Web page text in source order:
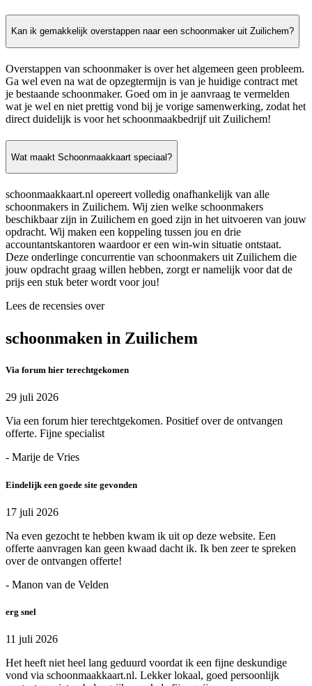
Kan ik gemakkelijk overstappen naar een schoonmaker uit Zuilichem?
Overstappen van schoonmaker is over het algemeen geen probleem.
Ga wel even na wat de opzegtermijn is van je huidige contract met
je bestaande schoonmaker. Goed om in je aanvraag te vermelden
wat je wel en niet prettig vond bij je vorige samenwerking, zodat het
direct duidelijk is voor het schoonmaakbedrijf uit Zuilichem!
Wat maakt Schoonmaakkaart speciaal?
schoonmaakkaart.nl opereert volledig onafhankelijk van alle
schoonmakers in Zuilichem. Wij zien welke schoonmakers
beschikbaar zijn in Zuilichem en goed zijn in het uitvoeren van jouw
opdracht. Wij maken een koppeling tussen jou en drie
accountantskantoren waardoor er een win-win situatie ontstaat.
Deze onderlinge concurrentie van schoonmakers uit Zuilichem die
jouw opdracht graag willen hebben, zorgt er namelijk voor dat de
prijs een stuk beter wordt voor jou!
Lees de recensies over
schoonmaken in Zuilichem
Via forum hier terechtgekomen
29 juli 2026
Via een forum hier terechtgekomen. Positief over de ontvangen
offerte. Fijne specialist
- Marije de Vries
Eindelijk een goede site gevonden
17 juli 2026
Na even gezocht te hebben kwam ik uit op deze website. Een
offerte aanvragen kan geen kwaad dacht ik. Ik ben zeer te spreken
over de ontvangen offerte!
- Manon van de Velden
erg snel
11 juli 2026
Het heeft niet heel lang geduurd voordat ik een fijne deskundige
vond via schoonmaakkaart.nl. Lekker lokaal, goed persoonlijk